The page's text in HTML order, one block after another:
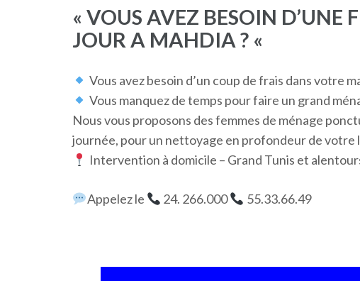
« VOUS AVEZ BESOIN D’UNE
JOUR A MAHDIA ? «
Vous avez besoin d’un coup de frais dans votre
Vous manquez de temps pour faire un grand
Nous vous proposons des femmes de ménage
journée, pour un nettoyage en profondeur de votre
Intervention à domicile – Grand Tunis et
Appelez le 24. 266.000 55.33.66.49